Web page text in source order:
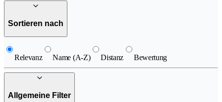
Sortieren nach
Relevanz Name (A-Z) Distanz Bewertung
Allgemeine Filter